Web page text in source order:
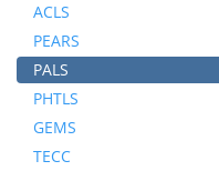
ACLS
PEARS
PALS
PHTLS
GEMS
TECC